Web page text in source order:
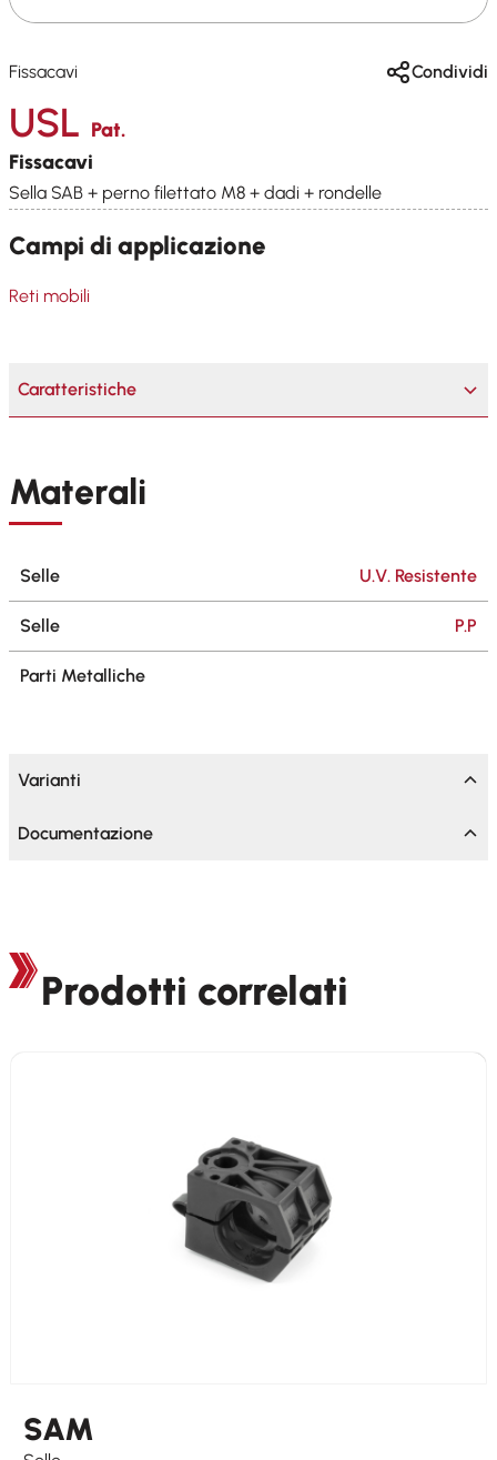
Fissacavi Condividi
USL Pat.
Fissacavi
Sella SAB + perno filettato M8 + dadi + rondelle
Campi di applicazione
Reti mobili
Caratteristiche
Materali
Selle U.V. Resistente
Selle P.P
Parti Metalliche
Varianti
Documentazione
Prodotti correlati
SAM